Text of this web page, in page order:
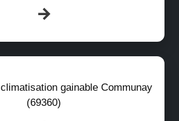
gainable Communay
(69360)